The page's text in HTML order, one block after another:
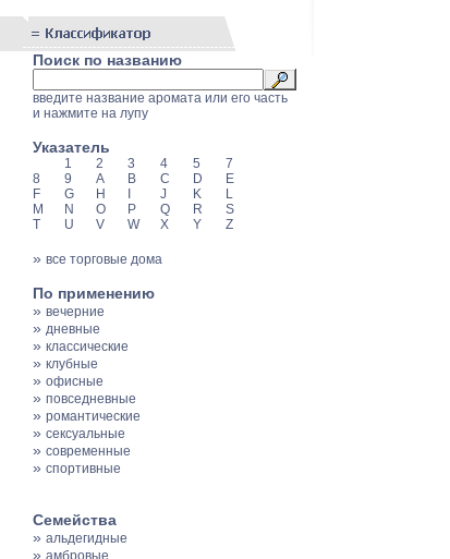
Поиск по названию
введите название аромата или его часть
и нажмите на лупу
Указатель
1 2 3 4 5
7
8
9 A B C D
E
F
G H J K
L
M
N O P Q R
S
T
U V W X Y Z
» все торговые дома
По применению
» вечерние
» дневные
» классические
» клубные
» офисные
» повседневные
» романтические
» сексуальные
» современные
» спортивные
Семейства
» альдегидные
» амбровые